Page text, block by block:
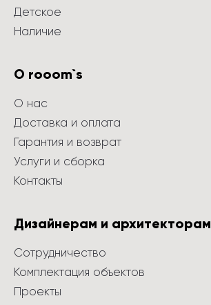
Детское
Наличие
О rooom`s
О нас
Доставка и оплата
Гарантия и возврат
Услуги и сборка
Контакты
Дизайнерам и архитекторам
Сотрудничество
Комплектация объектов
Проекты